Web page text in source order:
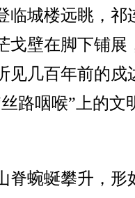
临城楼远眺，祁
戈壁在脚下铺展
见几百年前的戍
路咽喉”上的文
蜿蜒攀升，形